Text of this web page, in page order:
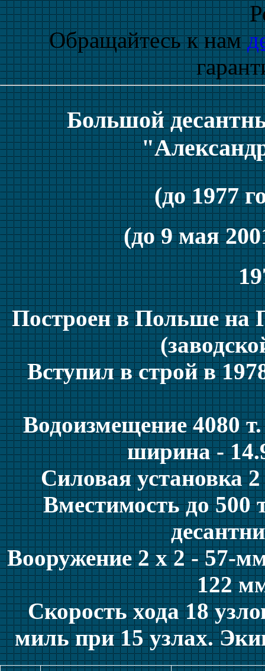
Обращайтесь к нам
Большой
(до 1977
(до 9 мая
Построен в Польше на
Вступил в строй в
Водоизмещение 4080
ширина -
Силовая установка
Вместимость до 500
Вооружение 2 х 2 - 57-
122
Скорость хода 18
миль при 15 узлах.